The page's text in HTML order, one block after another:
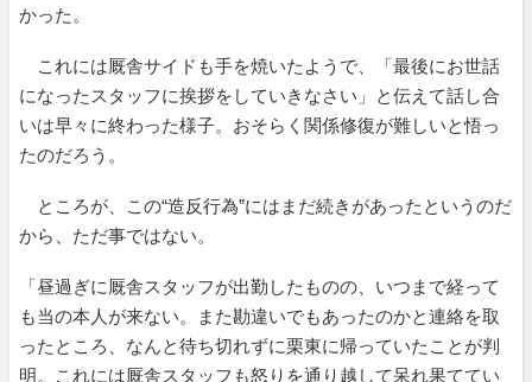
かった。
これには厩舎サイドも手を焼いたようで、「最後にお世話
になったスタッフに挨拶をしていきなさい」と伝えて話し合
いは早々に終わった様子。おそらく関係修復が難しいと悟っ
たのだろう。
ところが、この“造反行為”にはまだ続きがあったというのだ
から、ただ事ではない。
「昼過ぎに厩舎スタッフが出勤したものの、いつまで経って
も当の本人が来ない。また勘違いでもあったのかと連絡を取
ったところ、なんと待ち切れずに栗東に帰っていたことが判
明。これには厩舎スタッフも怒りを通り越して呆れ果ててい